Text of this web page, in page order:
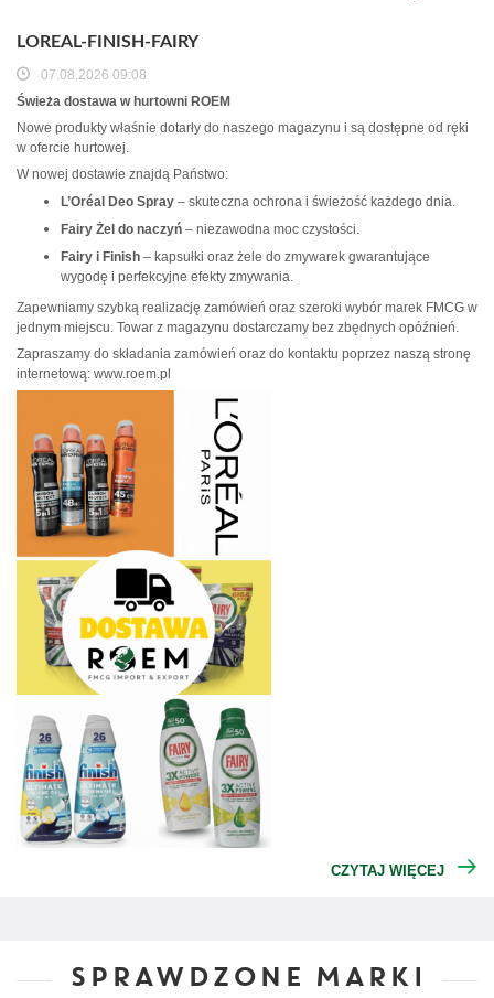
LOREAL-FINISH-FAIRY
07.08.2026 09:08
Świeża dostawa w hurtowni ROEM
Nowe produkty właśnie dotarły do naszego magazynu i są dostępne od ręki
w ofercie hurtowej.
W nowej dostawie znajdą Państwo:
L’Oréal Deo Spray – skuteczna ochrona i świeżość każdego dnia.
Fairy Żel do naczyń – niezawodna moc czystości.
Fairy i Finish – kapsułki oraz żele do zmywarek gwarantujące
wygodę i perfekcyjne efekty zmywania.
Zapewniamy szybką realizację zamówień oraz szeroki wybór marek FMCG w
jednym miejscu. Towar z magazynu dostarczamy bez zbędnych opóźnień.
Zapraszamy do składania zamówień oraz do kontaktu poprzez naszą stronę
internetową: www.roem.pl
CZYTAJ WIĘCEJ
SPRAWDZONE MARKI